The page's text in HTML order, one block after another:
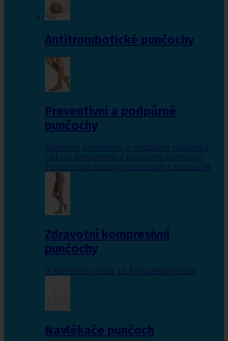
Antitrombotické punčochy
Preventivní a podpůrné
punčochy
Stehenní preventivní a podpůrné punčochy,
Lýtkové preventivní a podpůrné punčochy,
Punčochové kalhoty preventivní a podpůrné
Zdravotní kompresivní
punčochy
II. kompresní třída III. kompresivní třída
Navlékače punčoch